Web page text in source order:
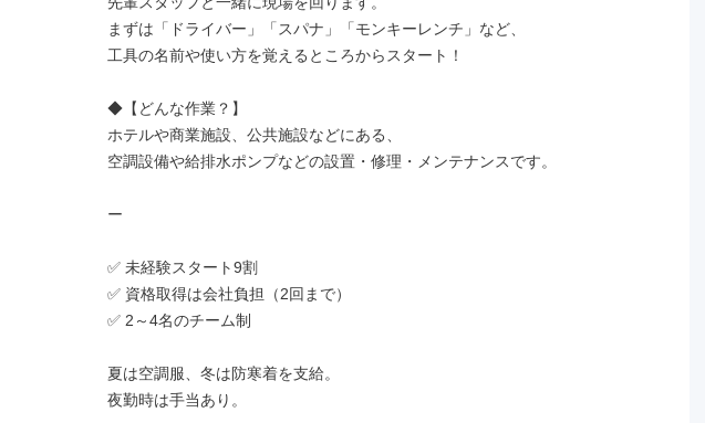
まずは「ドライバー」「スパナ」「モンキーレンチ」など、
工具の名前や使い方を覚えるところからスタート！
◆【どんな作業？】
ホテルや商業施設、公共施設などにある、
空調設備や給排水ポンプなどの設置・修理・メンテナンスです。
ー
✅ 未経験スタート9割
✅ 資格取得は会社負担（2回まで）
✅ 2～4名のチーム制
夏は空調服、冬は防寒着を支給。
夜勤時は手当あり。